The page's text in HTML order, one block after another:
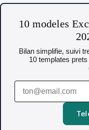
10 modeles
Bilan simplifie, suivi
10 templates